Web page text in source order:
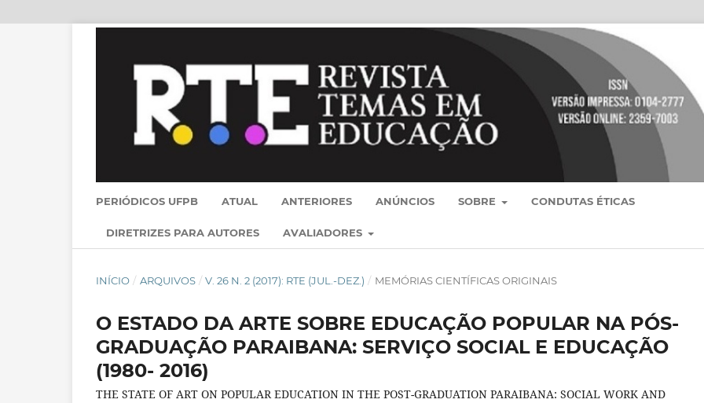
PERIÓDICOS UFPB ATUAL ANTERIORES ANÚNCIOS SOBRE CONDUTAS ÉTICAS
DIRETRIZES PARA AUTORES AVALIADORES
INÍCIO / ARQUIVOS / V. 26 N. 2 (2017): RTE (JUL.-DEZ.) / MEMÓRIAS CIENTÍFICAS ORIGINAIS
O ESTADO DA ARTE SOBRE EDUCAÇÃO POPULAR NA PÓS-
GRADUAÇÃO PARAIBANA: SERVIÇO SOCIAL E EDUCAÇÃO
(1980- 2016)
THE STATE OF ART ON POPULAR EDUCATION IN THE POST-GRADUATION PARAIBANA: SOCIAL WORK AND